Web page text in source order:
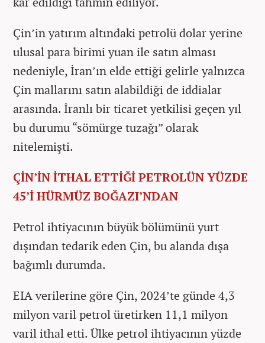
Çin’in yatırım altındaki petrolü dolar yerine
ulusal para birimi yuan ile satın alması
nedeniyle, İran’ın elde ettiği gelirle yalnızca
Çin mallarını satın alabildiği de iddialar
arasında. İranlı bir ticaret yetkilisi geçen yıl
bu durumu “sömürge tuzağı” olarak
nitelemişti.
ÇİN’İN İTHAL ETTİĞİ PETROLÜN YÜZDE
45’İ HÜRMÜZ BOĞAZI’NDAN
Petrol ihtiyacının büyük bölümünü yurt
dışından tedarik eden Çin, bu alanda dışa
bağımlı durumda.
EIA verilerine göre Çin, 2024’te günde 4,3
milyon varil petrol üretirken 11,1 milyon
varil ithal etti. Ülke petrol ihtiyacının yüzde